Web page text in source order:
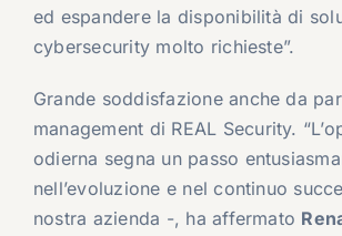
ed espandere la disponibilità di
cybersecurity molto richieste”.
Grande soddisfazione anche da
management di REAL Security.
odierna segna un passo
nell’evoluzione e nel continuo
nostra azienda -, ha affermato